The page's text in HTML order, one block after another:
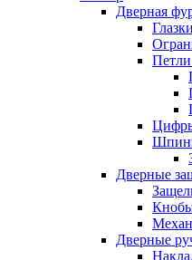
Дверная
Глазки
Дверные
Дверные